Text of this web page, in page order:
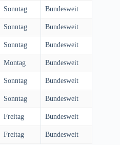
Sonntag Bundesweit
Sonntag Bundesweit
Sonntag Bundesweit
Montag Bundesweit
Sonntag Bundesweit
Sonntag Bundesweit
Freitag Bundesweit
Freitag Bundesweit